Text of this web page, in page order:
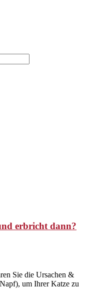
erbricht dann?
Sie die Ursachen &
um Ihrer Katze zu